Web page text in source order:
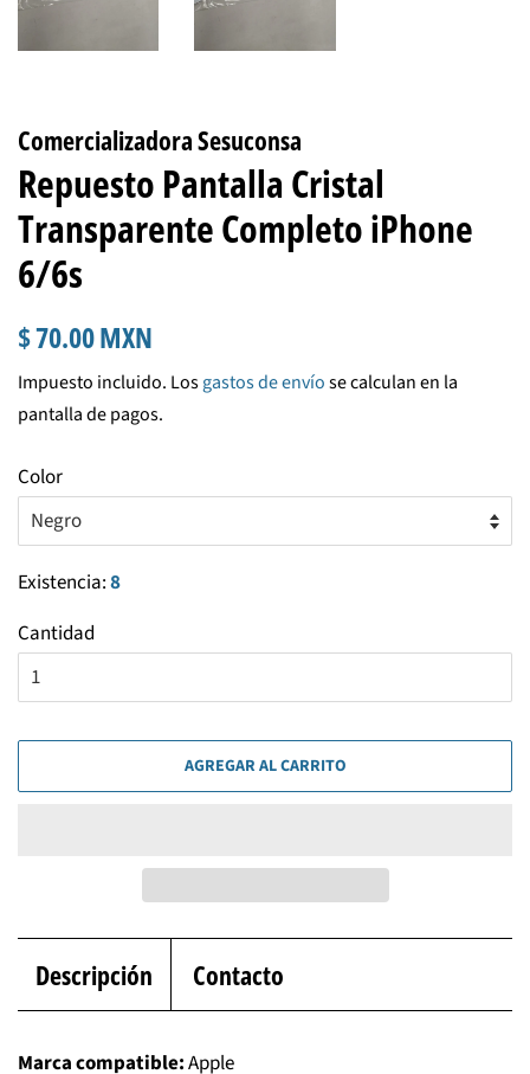
Comercializadora Sesuconsa
Repuesto Pantalla Cristal
Transparente Completo iPhone
6/6s
Precio
$ 70.00 MXN
venta
Impuesto incluido. Losgastos de envíose calculan en la
pantalla de pagos.
Color
Existencia:8
Cantidad
AGREGAR AL CARRITO
Descripción Contacto
Marca compatible:Apple